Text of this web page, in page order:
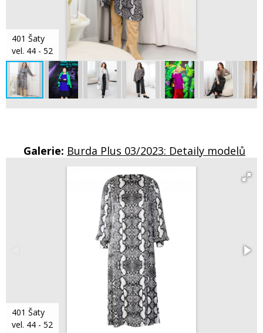
401 Šaty
vel. 44 - 52
Galerie: Burda Plus 03/2023: Detaily modelů
401 Šaty
vel. 44 - 52